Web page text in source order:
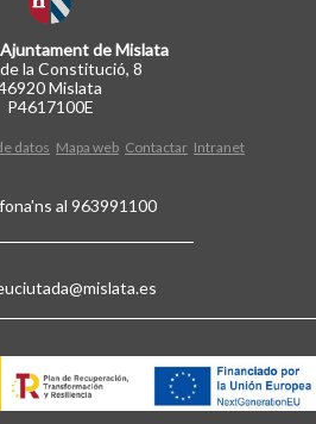
de Mislata
la Constitució, 8
Mislata
P4617100E
datos Mapa web Contactar Intranet
al 963991100